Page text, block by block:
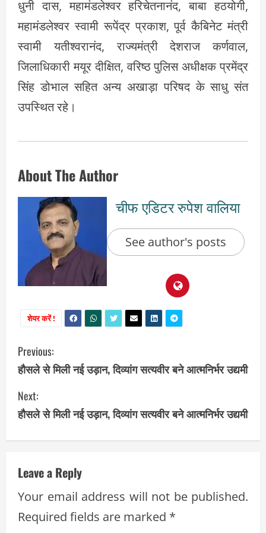
धुनी दास, महामंडलेश्वर हरिचेतनानंद, बाबा हठयोगी,
महामंडलेश्वर स्वामी रूपेंद्र प्रकाश, पूर्व कैबिनेट मंत्री
स्वामी यतीश्वरानंद, राज्यमंत्री देशराज कर्णवाल,
जिलाधिकारी मयूर दीक्षित, वरिष्ठ पुलिस अधीक्षक प्रमेंद्र
सिंह डोभाल सहित अन्य अखाड़ा परिषद के साधु संत
उपस्थित रहे।
About The Author
चीफ एडिटर रुपेश वालिया
See author's posts
शेयर करें !
C
o
n
t
n
u
Previous:
हौसले से मिली नई उड़ान, दिव्यांग सत्यवीर बने आत्मनिर्भर उद्यमी
Next:
हौसले से मिली नई उड़ान, दिव्यांग सत्यवीर बने आत्मनिर्भर उद्यमी
Leave a Reply
Your email address will not be published.
Required fields are marked *